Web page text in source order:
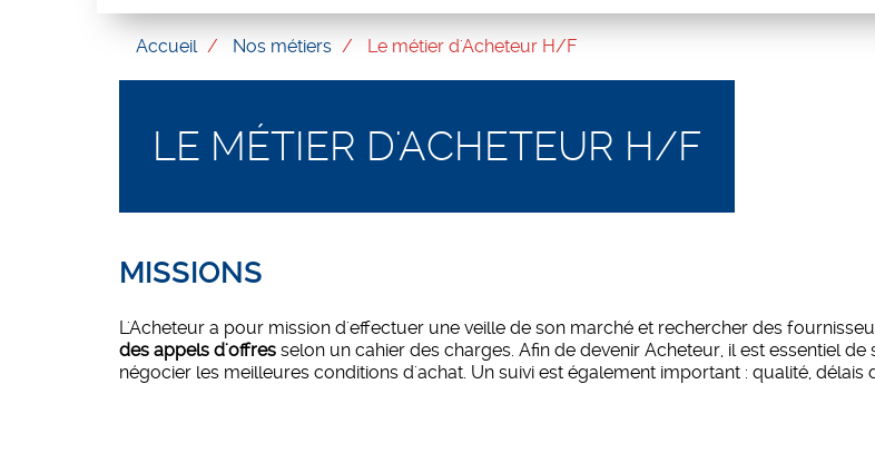
Accueil Nos métiers Le métier d'Acheteur H/F
LE MÉTIER D'ACHETEUR H/F
MISSIONS
L'Acheteur a pour mission d'effectuer une veille de son marché et rechercher des
des appels d'offres selon un cahier des charges. Afin de devenir Acheteur, il est essentiel de
négocier les meilleures conditions d'achat. Un suivi est également important : qualité, délais